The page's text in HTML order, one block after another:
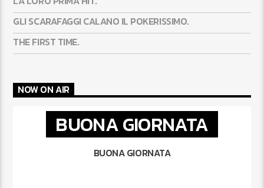
GLI SCARAFAGGI CALANO IL POKERISSIMO.
THE FIRST TIME.
NOW ON AIR
BUONA GIORNATA
BUONA GIORNATA